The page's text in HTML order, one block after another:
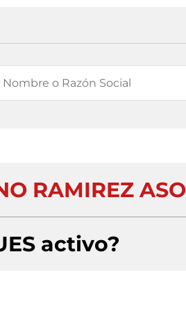
RAMIREZ
activo?